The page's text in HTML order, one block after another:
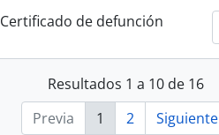
Certificado de defunción
Resultados 1 a 10 de 16
Previa
1 2 Siguiente